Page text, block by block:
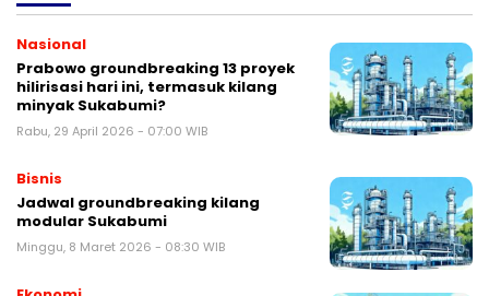
Nasional
Prabowo groundbreaking 13 proyek
hilirisasi hari ini, termasuk kilang
minyak Sukabumi?
Rabu, 29 April 2026 - 07:00 WIB
Bisnis
Jadwal groundbreaking kilang
modular Sukabumi
Minggu, 8 Maret 2026 - 08:30 WIB